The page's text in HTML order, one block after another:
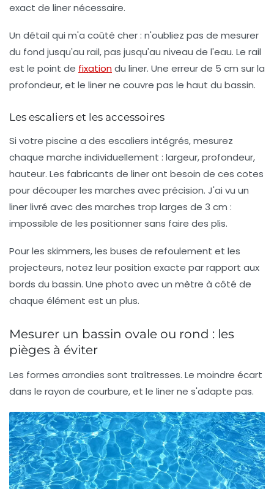
exact de liner nécessaire.
Un détail qui m'a coûté cher : n'oubliez pas de mesurer
du fond jusqu'au rail, pas jusqu'au niveau de l'eau. Le rail
est le point de fixationdu liner. Une erreur de 5 cm sur la
profondeur, et le liner ne couvre pas le haut du bassin.
Les escaliers et les accessoires
Si votre piscine a des escaliers intégrés, mesurez
chaque marche individuellement : largeur, profondeur,
hauteur. Les fabricants de liner ont besoin de ces cotes
pour découper les marches avec précision. J'ai vu un
liner livré avec des marches trop larges de 3 cm :
impossible de les positionner sans faire des plis.
Pour les skimmers, les buses de refoulement et les
projecteurs, notez leur position exacte par rapport aux
bords du bassin. Une photo avec un mètre à côté de
chaque élément est un plus.
Mesurer un bassin ovale ou rond : les
pièges à éviter
Les formes arrondies sont traîtresses. Le moindre écart
dans le rayon de courbure, et le liner ne s'adapte pas.